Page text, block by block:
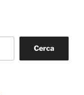
Cerca